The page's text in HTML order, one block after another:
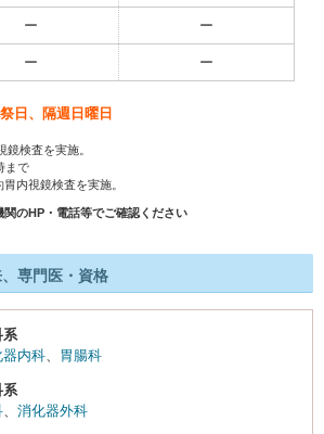
ー ー
ー ー
日、隔週日曜日
検査を実施。
まで
内視鏡検査を実施。
のHP・電話等でご確認ください
専門医・資格
系
器内科
胃腸科
系
消化器外科